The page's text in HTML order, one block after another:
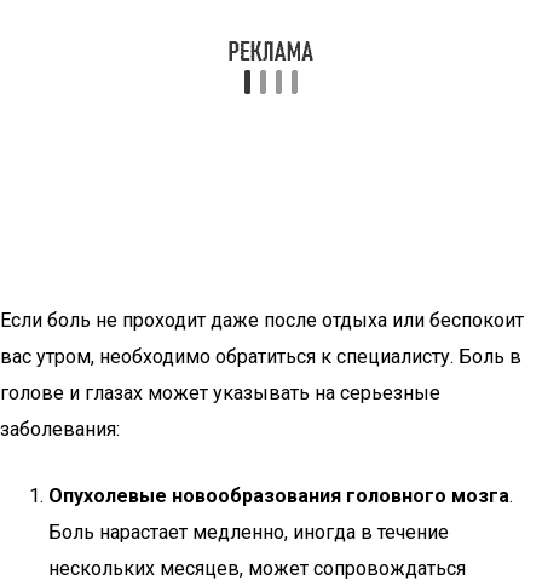
Если боль не проходит даже после отдыха или беспокоит
вас утром, необходимо обратиться к специалисту. Боль в
голове и глазах может указывать на серьезные
заболевания:
Опухолевые новообразования головного мозга.
Боль нарастает медленно, иногда в течение
нескольких месяцев, может сопровождаться